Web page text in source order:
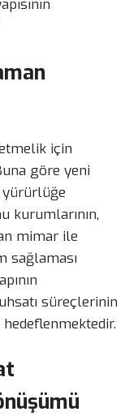
için
göre yeni
kurumlarının,
mimar ile
sağlaması
süreçlerinin